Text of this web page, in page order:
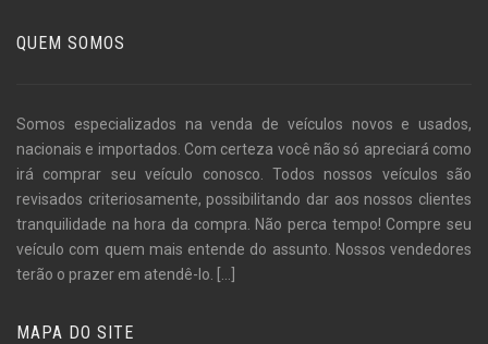
QUEM SOMOS
Somos especializados na venda de veículos novos e usados,
nacionais e importados. Com certeza você não só apreciará como
irá comprar seu veículo conosco. Todos nossos veículos são
revisados criteriosamente, possibilitando dar aos nossos clientes
tranquilidade na hora da compra. Não perca tempo! Compre seu
veículo com quem mais entende do assunto. Nossos vendedores
terão o prazer em atendê-lo. [...]
MAPA DO SITE